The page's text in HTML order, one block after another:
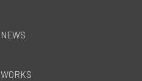
NEWS
WORKS